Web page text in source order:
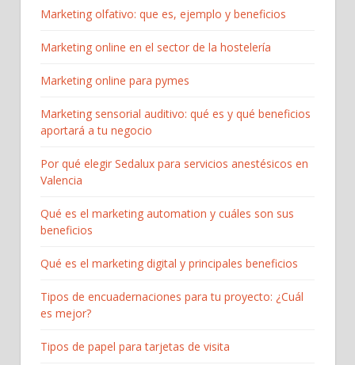
Marketing olfativo: que es, ejemplo y beneficios
Marketing online en el sector de la hostelería
Marketing online para pymes
Marketing sensorial auditivo: qué es y qué beneficios
aportará a tu negocio
Por qué elegir Sedalux para servicios anestésicos en
Valencia
Qué es el marketing automation y cuáles son sus
beneficios
Qué es el marketing digital y principales beneficios
Tipos de encuadernaciones para tu proyecto: ¿Cuál
es mejor?
Tipos de papel para tarjetas de visita